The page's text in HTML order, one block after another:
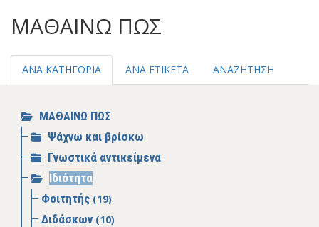
ΜΑΘΑΙΝΩ ΠΩΣ
ΑΝΑ ΚΑΤΗΓΟΡΙΑ ΑΝΑ ΕΤΙΚΕΤΑ ΑΝΑΖΗΤΗΣΗ
ΜΑΘΑΙΝΩ ΠΩΣ
Ψάχνω και βρίσκω
Γνωστικά αντικείμενα
Ιδιότητα
Φοιτητής (19)
Διδάσκων (10)